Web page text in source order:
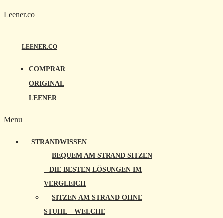
Leener.co
LEENER.CO
COMPRAR
ORIGINAL
LEENER
Menu
STRANDWISSEN
BEQUEM AM STRAND SITZEN
– DIE BESTEN LÖSUNGEN IM
VERGLEICH
SITZEN AM STRAND OHNE
STUHL – WELCHE